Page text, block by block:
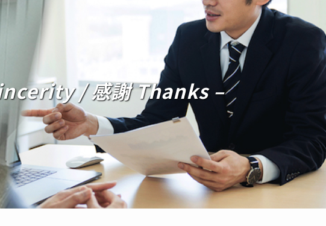
/ 感謝 Thanks –